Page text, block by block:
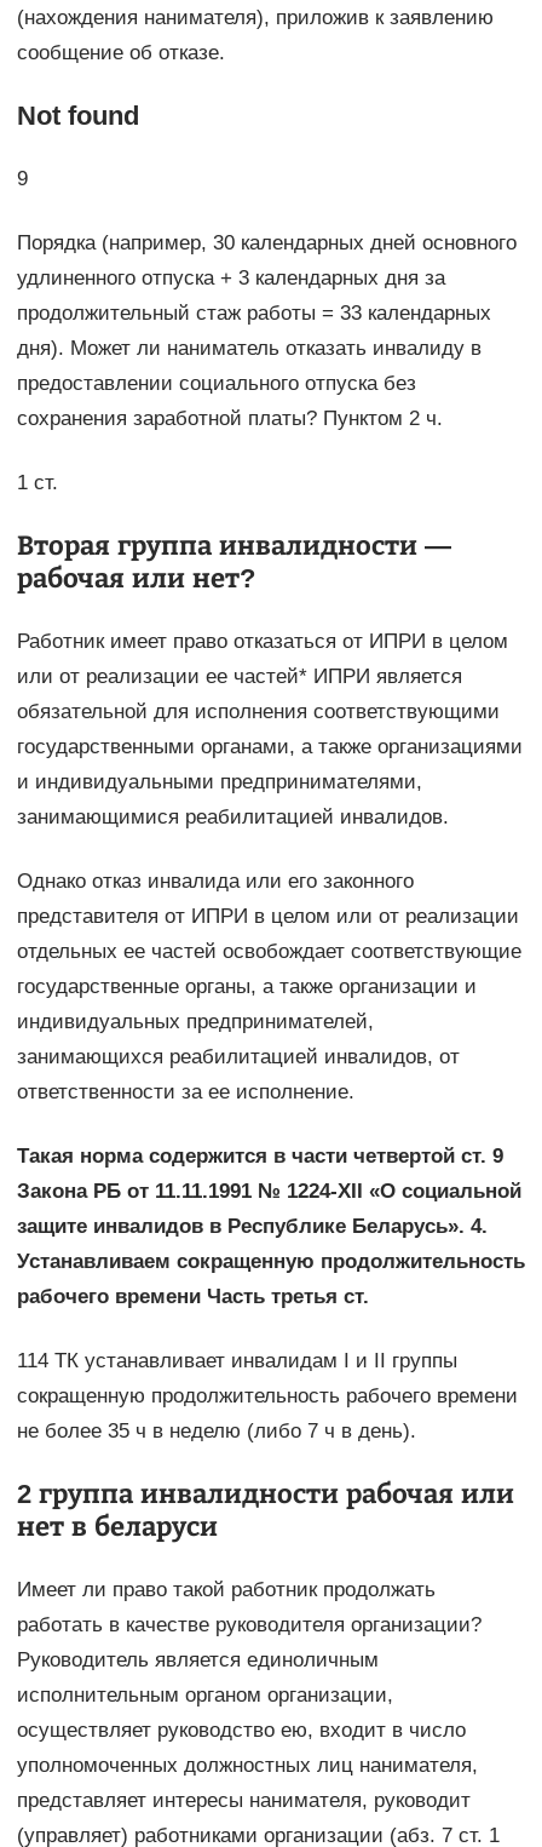
(нахождения нанимателя), приложив к заявлению
сообщение об отказе.
Not found
9
Порядка (например, 30 календарных дней основного
удлиненного отпуска + 3 календарных дня за
продолжительный стаж работы = 33 календарных
дня). Может ли наниматель отказать инвалиду в
предоставлении социального отпуска без
сохранения заработной платы? Пунктом 2 ч.
1 ст.
Вторая группа инвалидности —
рабочая или нет?
Работник имеет право отказаться от ИПРИ в целом
или от реализации ее частей* ИПРИ является
обязательной для исполнения соответствующими
государственными органами, а также организациями
и индивидуальными предпринимателями,
занимающимися реабилитацией инвалидов.
Однако отказ инвалида или его законного
представителя от ИПРИ в целом или от реализации
отдельных ее частей освобождает соответствующие
государственные органы, а также организации и
индивидуальных предпринимателей,
занимающихся реабилитацией инвалидов, от
ответственности за ее исполнение.
Такая норма содержится в части четвертой ст. 9
Закона РБ от 11.11.1991 № 1224-XII «О социальной
защите инвалидов в Республике Беларусь». 4.
Устанавливаем сокращенную продолжительность
рабочего времени Часть третья ст.
114 ТК устанавливает инвалидам I и II группы
сокращенную продолжительность рабочего времени
не более 35 ч в неделю (либо 7 ч в день).
2 группа инвалидности рабочая или
нет в беларуси
Имеет ли право такой работник продолжать
работать в качестве руководителя организации?
Руководитель является единоличным
исполнительным органом организации,
осуществляет руководство ею, входит в число
уполномоченных должностных лиц нанимателя,
представляет интересы нанимателя, руководит
(управляет) работниками организации (абз. 7 ст. 1